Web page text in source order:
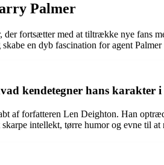
Palmer
der fortsætter med at tiltrække nye fans
en dyb fascination for agent Palmer
kendetegner hans karakter i
af forfatteren Len Deighton. Han
intellekt, tørre humor og evne til